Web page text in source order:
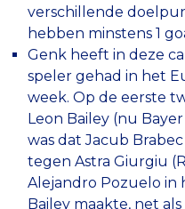
verschillende
hebben minstens 1
Genk heeft in deze
speler gehad in het
week. Op de eerste
Leon Bailey (nu
was dat Jacub
tegen Astra Giurgiu
Alejandro Pozuelo in
Bailey maakte, net